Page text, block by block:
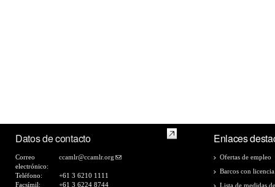
Datos de contacto
Correo
electrónico:
ccamlr@ccamlr.org
Teléfono:
+61 3 6210 1111
Facsímil:
+61 3 6224 8744
Enlaces
Ofertas de empleo
Barcos con
Lista de medidas